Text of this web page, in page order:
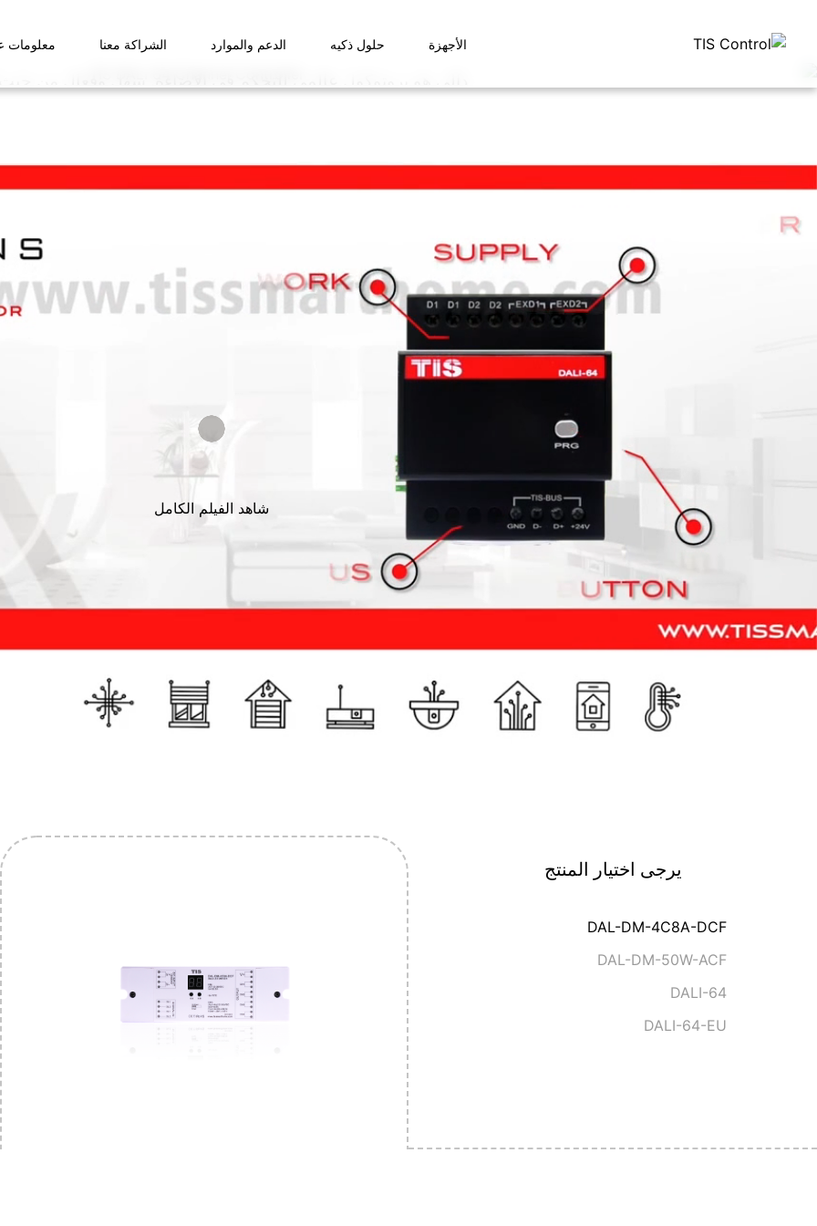
الأجهزة حلول ذكيه الدعم والموارد الشراكة معنا معلومات
شاهد الفيلم الكامل
يرجى اختيار المنتج
DAL-DM-4C8A-DCF
DAL-DM-50W-ACF
DALI-64
DALI-64-EU